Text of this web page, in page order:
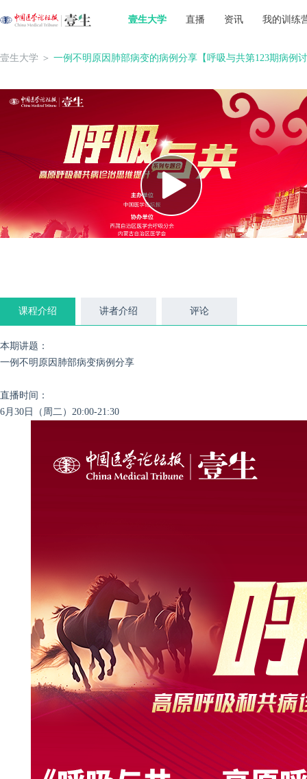
壹生大学 直播 资讯 我的训练
壹生大学 ＞ 一例不明原因肺部病变的病例分享【呼吸与共第123期病例
课程介绍 讲者介绍 评论
本期讲题：
一例不明原因肺部病变病例分享
直播时间：
6月30日（周二）20:00-21:30